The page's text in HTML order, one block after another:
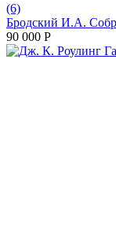
(6)
Бродский И.А.
90 000 Р